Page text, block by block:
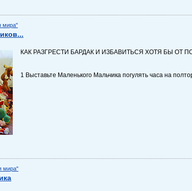
мира"
КАК РАЗГРЕСТИ БАРДАК И ИЗБАВИТЬСЯ ХОТЯ БЫ ОТ
1 Выставьте Маленького Мальчика погулять часа на
мира"